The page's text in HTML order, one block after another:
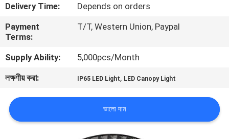
মান
যোগাযোগ
করুন
Delivery Time:
Depends on orders
Payment
Terms:
T/T, Western Union, Paypal
Supply Ability:
5,000pcs/Month
লক্ষণীয় করা:
IP65 LED Light, LED Canopy Light
ভালো দাম